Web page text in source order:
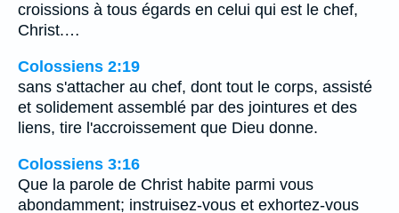
croissions à tous égards en celui qui est le chef,
Christ.…
Colossiens 2:19
sans s'attacher au chef, dont tout le corps, assisté
et solidement assemblé par des jointures et des
liens, tire l'accroissement que Dieu donne.
Colossiens 3:16
Que la parole de Christ habite parmi vous
abondamment; instruisez-vous et exhortez-vous